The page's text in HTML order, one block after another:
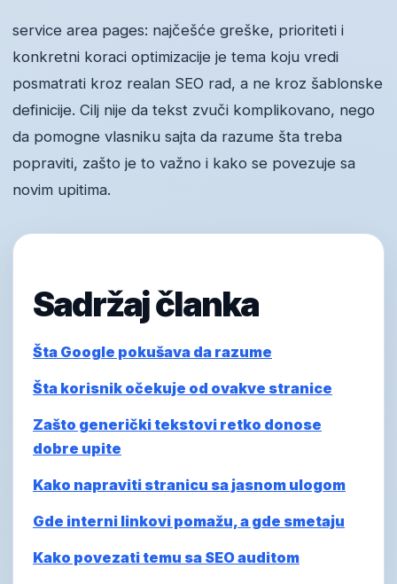
service area pages: najčešće greške, prioriteti i
konkretni koraci optimizacije je tema koju vredi
posmatrati kroz realan SEO rad, a ne kroz šablonske
definicije. Cilj nije da tekst zvuči komplikovano, nego
da pomogne vlasniku sajta da razume šta treba
popraviti, zašto je to važno i kako se povezuje sa
novim upitima.
Sadržaj članka
Šta Google pokušava da razume
Šta korisnik očekuje od ovakve stranice
Zašto generički tekstovi retko donose
dobre upite
Kako napraviti stranicu sa jasnom ulogom
Gde interni linkovi pomažu, a gde smetaju
Kako povezati temu sa SEO auditom